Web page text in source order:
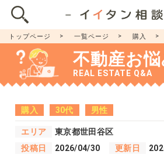
トップページ 一覧ページ 購入
不動産お
REAL ESTATE Q&A
購入 30代 男性
エリア
東京都世田谷区
投稿日
2026/04/30 更新日